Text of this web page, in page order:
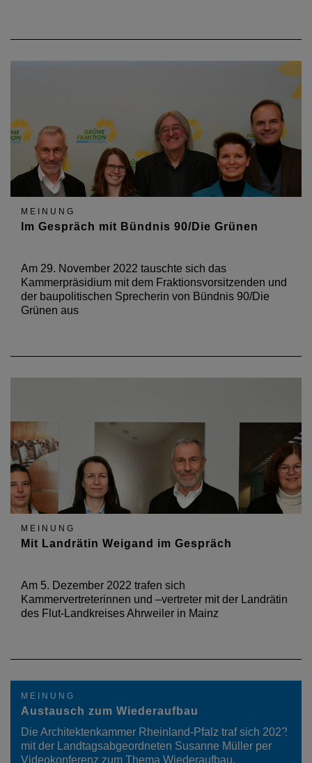
MEINUNG
Im Gespräch mit Bündnis 90/Die Grünen
Am 29. November 2022 tauschte sich das
Kammerpräsidium mit dem Fraktionsvorsitzenden und
der baupolitischen Sprecherin von Bündnis 90/Die
Grünen aus
MEINUNG
Mit Landrätin Weigand im Gespräch
Am 5. Dezember 2022 trafen sich
Kammervertreterinnen und –vertreter mit der Landrätin
des Flut-Landkreises Ahrweiler in Mainz
MEINUNG
Austausch zum Wiederaufbau
Die Architektenkammer Rheinland-Pfalz traf sich 2022
mit der Landtagsabgeordneten Susanne Müller per
Videokonferenz zum Thema Wiederaufbau.